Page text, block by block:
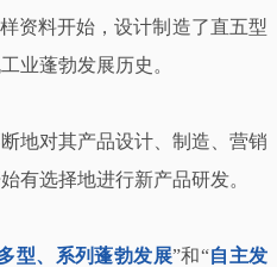
资料开始，设计制造了直五型
业蓬勃发展历史。
地对其产品设计、制造、营销
有选择地进行新产品研发。
型、系列蓬勃发展”和“自主发